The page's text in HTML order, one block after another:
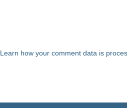
Learn how your comment data is